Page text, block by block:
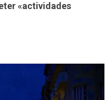
«actividades